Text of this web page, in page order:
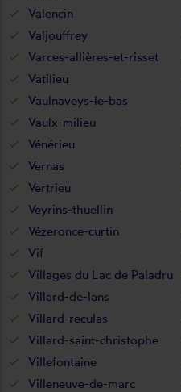
Valencin
Valjouffrey
Varces-allières-et-risset
Vatilieu
Vaulnaveys-le-bas
Vaulx-milieu
Vénérieu
Vernas
Vertrieu
Veyrins-thuellin
Vézeronce-curtin
Vif
Villages du Lac de Paladru
Villard-de-lans
Villard-reculas
Villard-saint-christophe
Villefontaine
Villeneuve-de-marc